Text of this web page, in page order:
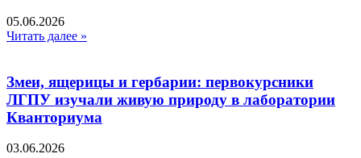
05.06.2026
Читать далее »
Змеи, ящерицы и гербарии: первокурсники
ЛГПУ изучали живую природу в лаборатории
Кванториума
03.06.2026